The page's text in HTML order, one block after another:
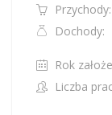
Przychody:
Dochody:
Rok
Liczba